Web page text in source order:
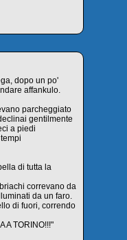
dopo un po'
affankulo.
parcheggiato
gentilmente
a piedi
di tutta la
correvano da
da un faro.
di fuori, correndo
A TORINO!!!"